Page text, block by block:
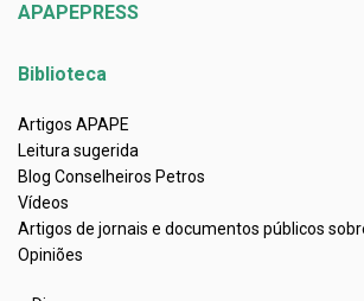
APAPEPRESS
Biblioteca
Artigos APAPE
Leitura sugerida
Blog Conselheiros Petros
Vídeos
Artigos de jornais e documentos públicos
Opiniões